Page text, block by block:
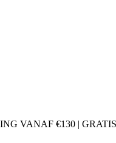
VANAF €130 |